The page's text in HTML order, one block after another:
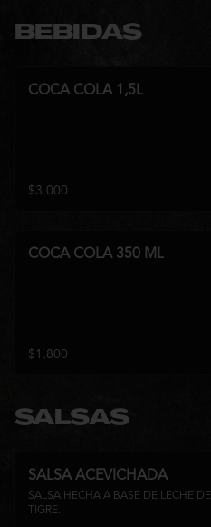
BEBIDAS
COCA COLA 1,5L
$3.000
COCA COLA 350 ML
$1.800
SALSAS
SALSA ACEVICHADA
SALSA HECHA A BASE DE LECHE DE
TIGRE.